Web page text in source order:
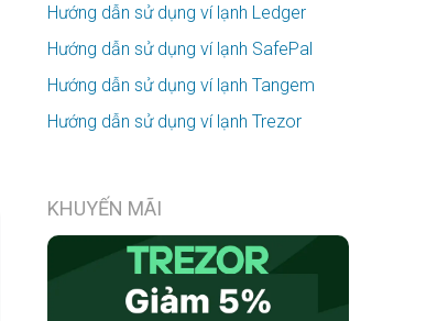
Hướng dẫn sử dụng ví lạnh Ledger
Hướng dẫn sử dụng ví lạnh SafePal
Hướng dẫn sử dụng ví lạnh Tangem
Hướng dẫn sử dụng ví lạnh Trezor
KHUYẾN MÃI